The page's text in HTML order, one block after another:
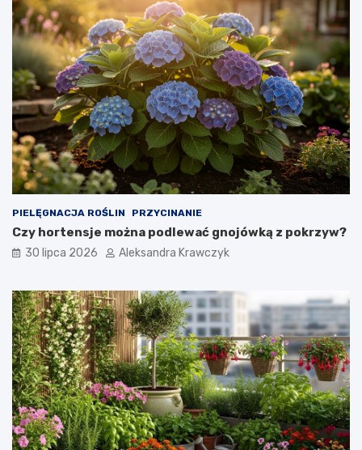
o
s
w
a
n
i
e
?
PIELĘGNACJA ROŚLIN PRZYCINANIE
Czy hortensje można podlewać gnojówką z pokrzyw?
30 lipca 2026 Aleksandra Krawczyk